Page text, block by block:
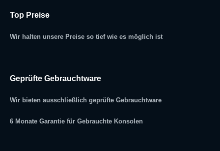
Top Preise
Wir halten unsere Preise so tief wie es möglich ist
Geprüfte Gebrauchtware
Wir bieten ausschließlich geprüfte Gebrauchtware
6 Monate Garantie für Gebrauchte Konsolen